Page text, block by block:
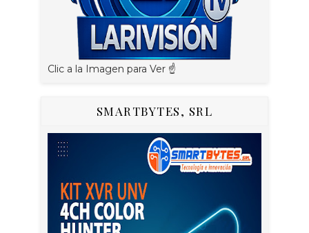
Clic a la Imagen para Ver ☝️
SMARTBYTES, SRL